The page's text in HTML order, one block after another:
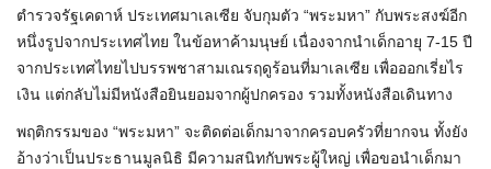
ตำรวจรัฐเคดาห์ ประเทศมาเลเซีย จับกุมตัว “พระมหา” กับพระสงฆ์อีก
หนึ่งรูปจากประเทศไทย ในข้อหาค้ามนุษย์ เนื่องจากนำเด็กอายุ 7-15 ปี
จากประเทศไทยไปบรรพชาสามเณรฤดูร้อนที่มาเลเซีย เพื่อออกเรี่ยไร
เงิน แต่กลับไม่มีหนังสือยินยอมจากผู้ปกครอง รวมทั้งหนังสือเดินทาง
พฤติกรรมของ “พระมหา” จะติดต่อเด็กมาจากครอบครัวที่ยากจน ทั้งยัง
อ้างว่าเป็นประธานมูลนิธิ มีความสนิทกับพระผู้ใหญ่ เพื่อขอนำเด็กมา